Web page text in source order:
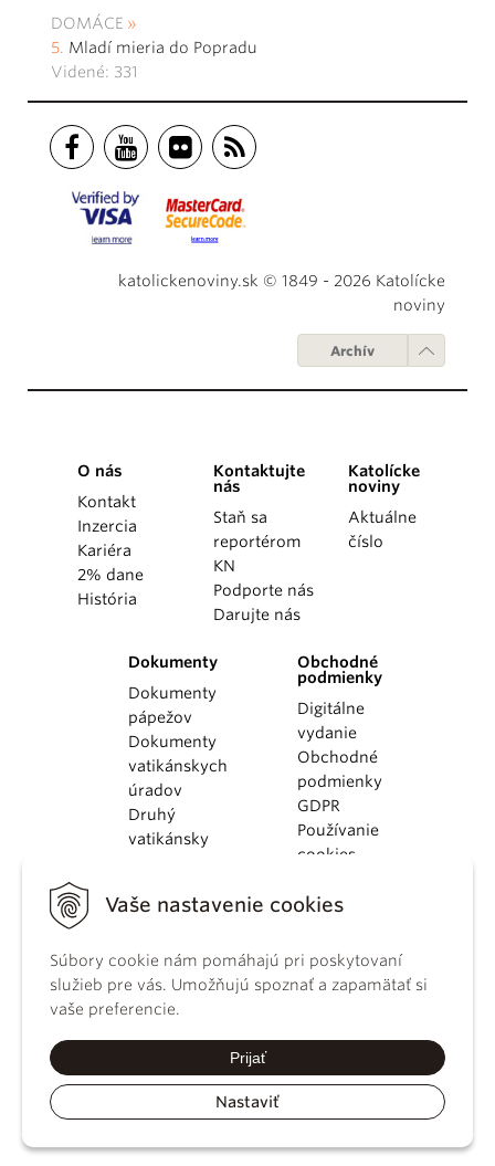
Vaše nastavenie cookies
Súbory cookie nám pomáhajú pri poskytovaní
služieb pre vás. Umožňujú spoznať a zapamätať si
vaše preferencie.
Prijať
Nastaviť
DOMÁCE
Mladí mieria do Popradu
Videné: 331
katolickenoviny.sk © 1849 - 2026 Katolícke
noviny
Archív
O nás
Kontakt
Inzercia
Kariéra
2% dane
História
Kontaktujte
nás
Staň sa
reportérom
KN
Podporte nás
Darujte nás
Katolícke
noviny
Aktuálne
číslo
Dokumenty
Dokumenty
pápežov
Dokumenty
vatikánskych
úradov
Druhý
vatikánsky
KBS
kánonického
práva
Katechizmus
Obchodné
podmienky
Digitálne
vydanie
Obchodné
podmienky
GDPR
Používanie
cookies